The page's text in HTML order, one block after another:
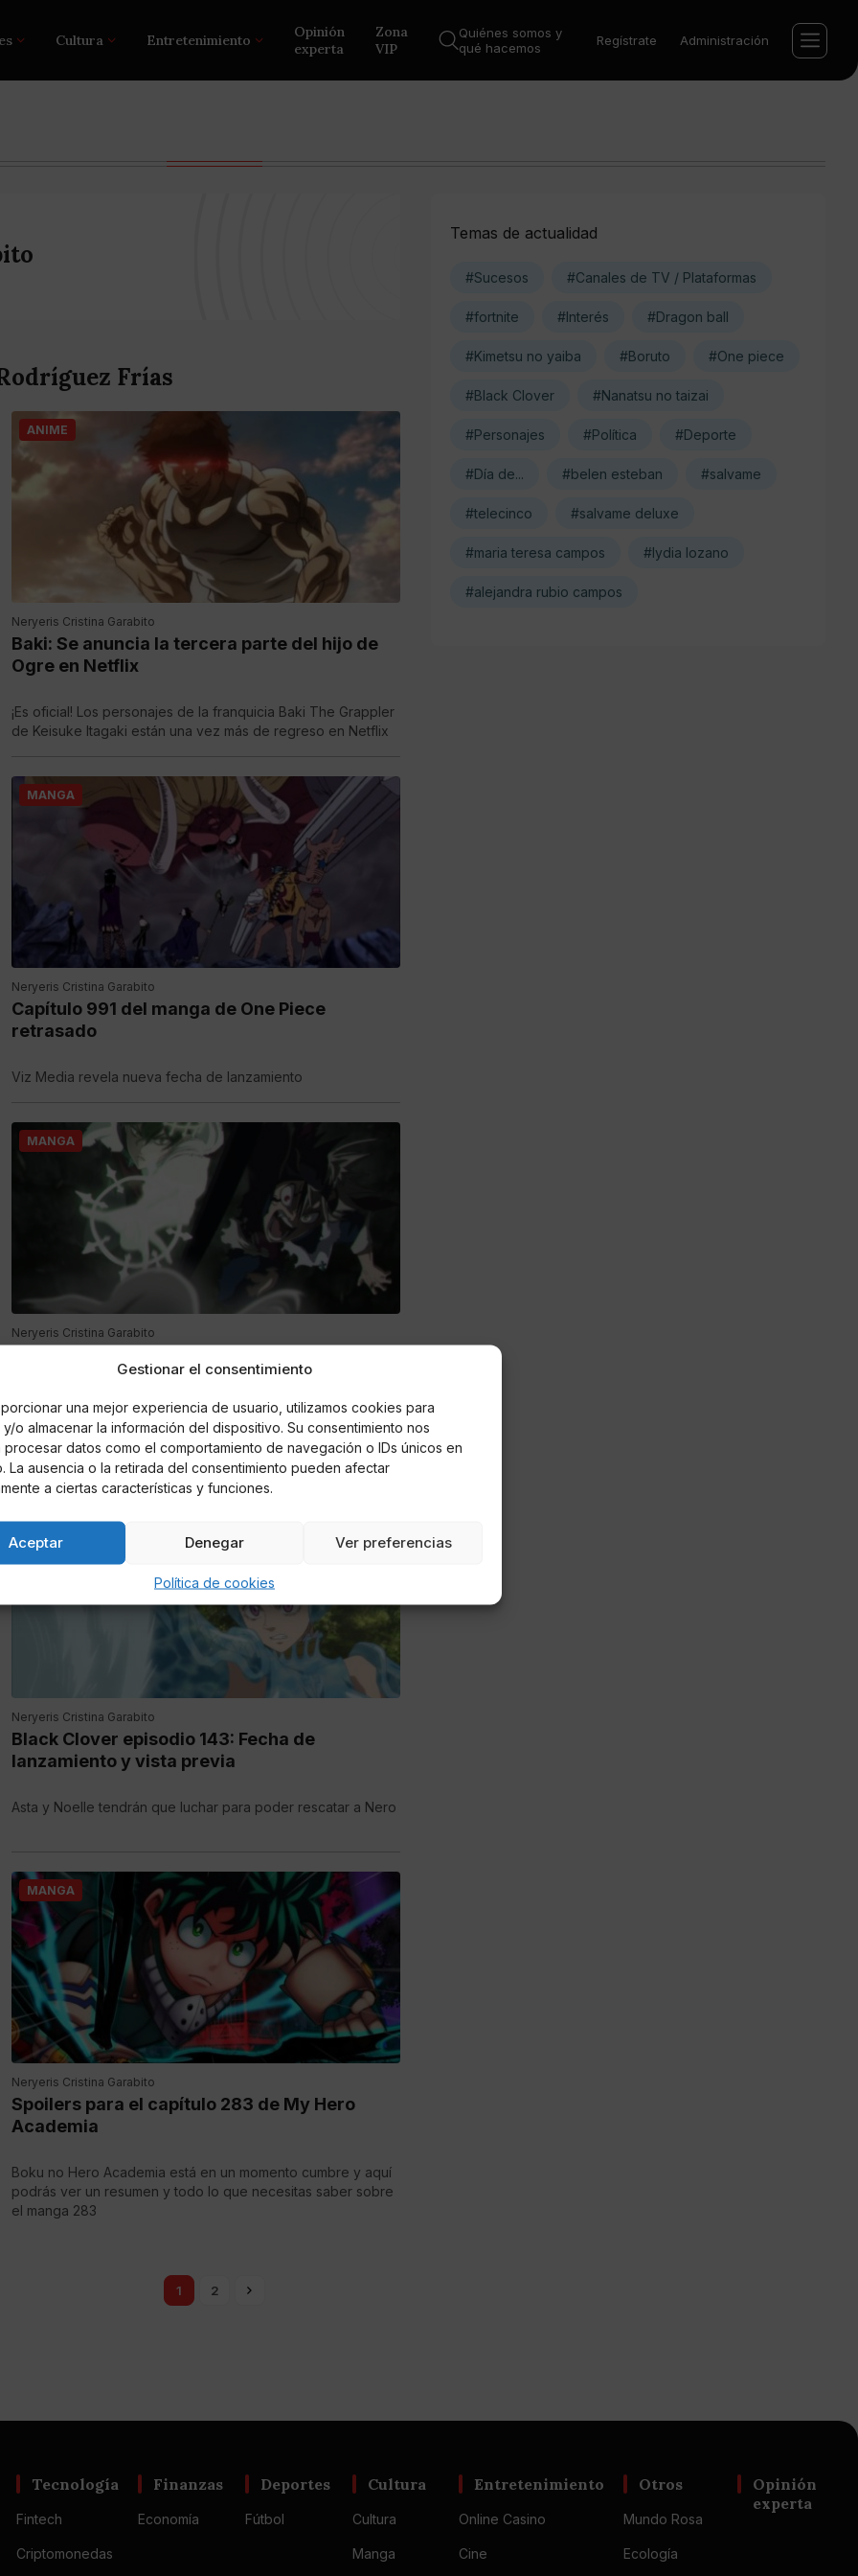
Gestionar el consentimiento
una mejor experiencia de usuario, utilizamos cookies para
o almacenar la información del dispositivo. Su consentimiento nos
procesar datos como el comportamiento de navegación o IDs únicos en
La ausencia o la retirada del consentimiento pueden afectar
a ciertas características y funciones.
Aceptar Denegar Ver preferencias
Política de cookies
Cultura Entretenimiento
Opinión
experta
Zona
VIP
Quiénes somos y
qué hacemos
Regístrate Administración
Frías
ANIME
Neryeris Cristina Garabito
Baki: Se anuncia la tercera parte del hijo de
Ogre en Netflix
¡Es oficial! Los personajes de la franquicia Baki The Grappler
de Keisuke Itagaki están una vez más de regreso en Netflix
MANGA
Neryeris Cristina Garabito
Capítulo 991 del manga de One Piece
retrasado
Viz Media revela nueva fecha de lanzamiento
MANGA
Neryeris Cristina Garabito
lanzamiento y resumen
La reunión entre los Caballeros Mágicos todavía está en
marcha y Natch planea usar su magia para invadir el Castillo
del Reino Espada sin ser notado
ANIME
Neryeris Cristina Garabito
Black Clover episodio 143: Fecha de
lanzamiento y vista previa
Asta y Noelle tendrán que luchar para poder rescatar a Nero
MANGA
Neryeris Cristina Garabito
Spoilers para el capítulo 283 de My Hero
Academia
Boku no Hero Academia está en un momento cumbre y aquí
podrás ver un resumen y todo lo que necesitas saber sobre
el manga 283
Temas de actualidad
#Sucesos #Canales de TV / Plataformas
#fortnite #Interés #Dragon ball
#Kimetsu no yaiba #Boruto #One piece
#Black Clover #Nanatsu no taizai
#Personajes #Política #Deporte
#Día de... #belen esteban #salvame
#telecinco #salvame deluxe
#maria teresa campos #lydia lozano
#alejandra rubio campos
1 2
Tecnología
Fintech
Criptomonedas
Finanzas
Economía
Deportes
Fútbol
Cultura
Cultura
Manga
Entretenimiento
Online Casino
Cine
Otros
Mundo Rosa
Ecología
Opinión
experta